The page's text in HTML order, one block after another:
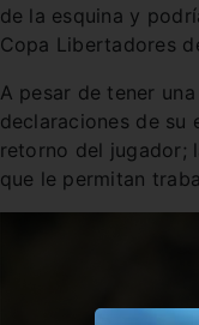
de la esquina y
Copa Libertadores
A pesar de tener
declaraciones de su
retorno del jugador;
que le permitan